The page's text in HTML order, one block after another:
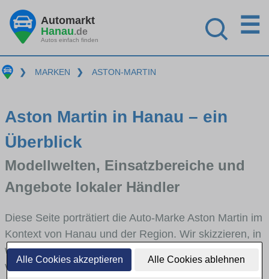
Alle Cookies akzeptieren Alle Cookies ablehnen
Automarkt
Hanau.de
Autos einfach finden
☰
❯ MARKEN ❯ ASTON-MARTIN
Aston Martin in Hanau – ein
Überblick
Modellwelten, Einsatzbereiche und
Angebote lokaler Händler
Diese Seite porträtiert die Auto-Marke Aston Martin im
Kontext von Hanau und der Region. Wir skizzieren, in
welchen Fahrzeugklassen Aston Martin stark
vertreten ist, welche Modellreihen häufig im Stadt-